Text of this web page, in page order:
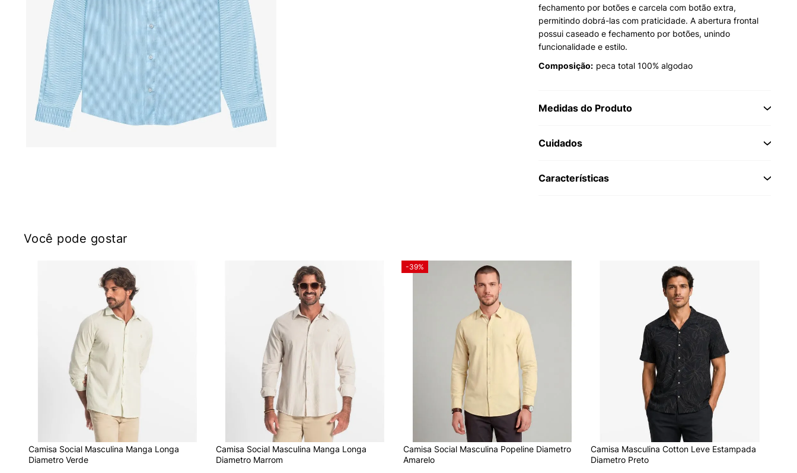
fechamento por botões e carcela com botão extra,
permitindo dobrá-las com praticidade. A abertura frontal
possui caseado e fechamento por botões, unindo
funcionalidade e estilo.
Composição: peca total 100% algodao
Medidas do Produto
Cuidados
Características
Você pode gostar
Camisa Social Masculina Manga Longa
Diametro Verde
Camisa Social Masculina Manga Longa
Diametro Marrom
-39%
Camisa Social Masculina Popeline Diametro
Amarelo
Camisa Masculina Cotton Leve Estampada
Diametro Preto